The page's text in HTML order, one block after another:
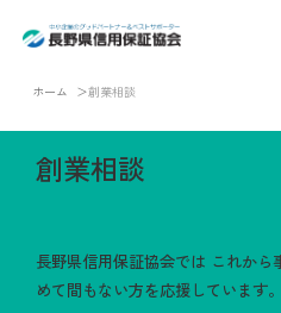
ホーム 創業相談
創業相談
長野県信用保証協会では これから
めて間もない方を応援しています。